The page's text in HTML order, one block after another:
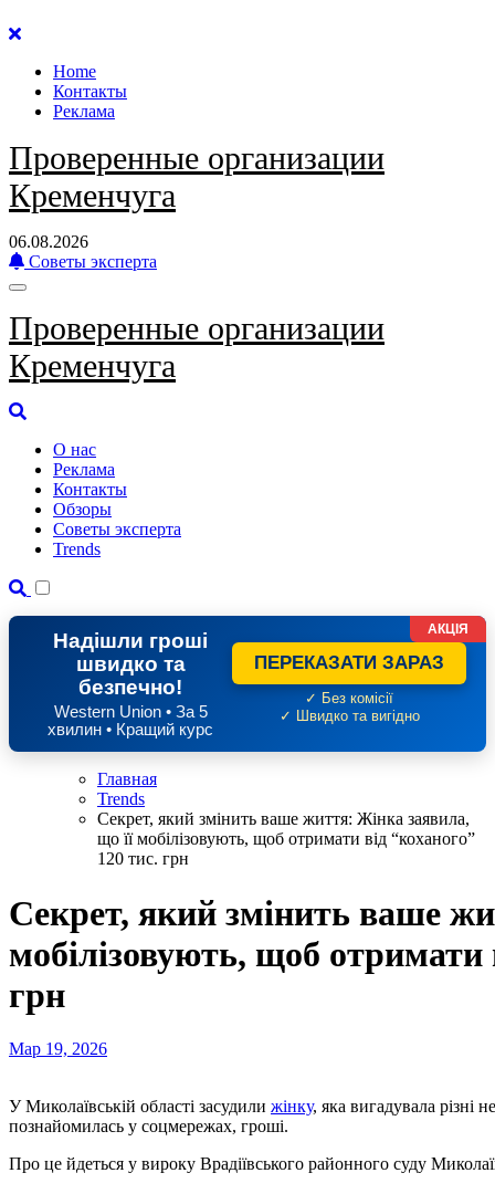
Перейти
содержанию
Home
Контакты
Реклама
Проверенные организации
Кременчуга
06.08.2026
Советы эксперта
Проверенные организации
Кременчуга
О нас
Реклама
Контакты
Обзоры
Советы эксперта
Trends
Надішли гроші
швидко та
безпечно!
Western Union • За 5
хвилин • Кращий курс
ПЕРЕКАЗАТИ ЗАРАЗ
✓ Без комісії
✓ Швидко та вигідно
АКЦІЯ
Главная
Trends
Секрет, який змінить ваше життя: Жінка заявила,
що її мобілізовують, щоб отримати від “коханого”
120 тис. грн
Секрет, який змінить ваше
мобілізовують, щоб отримати
грн
Мар 19, 2026
У Миколаївській області засудили жінку, яка вигадувала різні
познайомилась у соцмережах, гроші.
Про це йдеться у вироку Врадіївського районного суду